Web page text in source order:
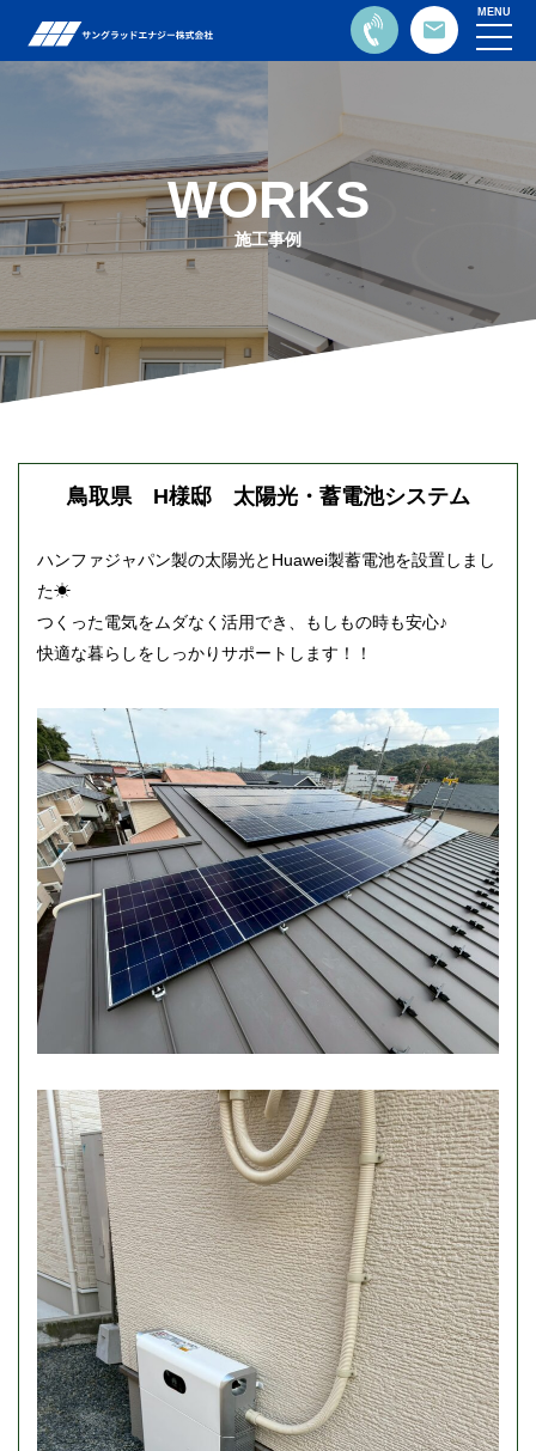
MENU
WORKS
施工事例
鳥取県 H様邸 太陽光・蓄電池システム
ハンファジャパン製の太陽光とHuawei製蓄電池を設置しまし
た☀
つくった電気をムダなく活用でき、もしもの時も安心♪
快適な暮らしをしっかりサポートします！！